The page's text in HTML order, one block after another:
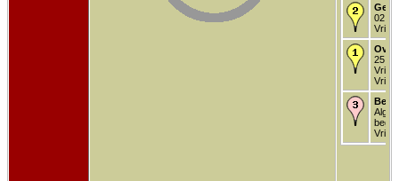
02
25 jul
Alg.